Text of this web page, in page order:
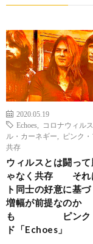
2020.05.19
Echoes
コロナウィルス
ル・カーネギー
ピンク
共存
ウィルスとは闘って
ゃなく共存 それ
ト同士の好意に基
増幅が前提なのか
も ピンク・
ド「Echoes」